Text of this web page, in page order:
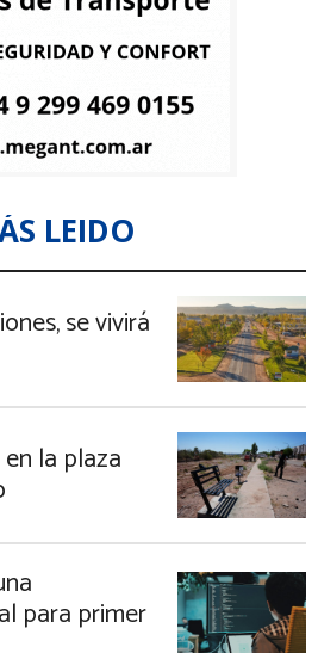
LEIDO
se vivirá
la plaza
para primer